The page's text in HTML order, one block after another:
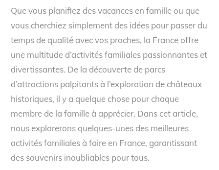
Que vous planifiez des vacances en famille ou que
vous cherchiez simplement des idées pour passer du
temps de qualité avec vos proches, la France offre
une multitude d’activités familiales passionnantes et
divertissantes. De la découverte de parcs
d’attractions palpitants à l’exploration de châteaux
historiques, il y a quelque chose pour chaque
membre de la famille à apprécier. Dans cet article,
nous explorerons quelques-unes des meilleures
activités familiales à faire en France, garantissant
des souvenirs inoubliables pour tous.